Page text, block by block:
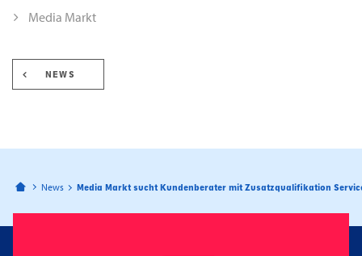
Media Markt
NEWS
Bahnhofspassagen Potsdam
News Media Markt sucht Kundenberater mit Zusatzqualifikation